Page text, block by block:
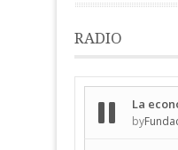
RADIO